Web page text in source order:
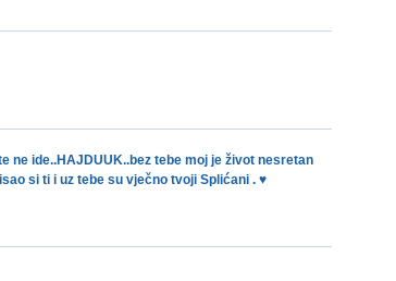
ne ide..HAJDUUK..bez tebe moj je život nesretan
si ti i uz tebe su vječno tvoji Splićani . ♥